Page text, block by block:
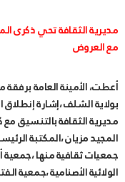
مديرية الثقافة تحي ذكرى
مع العروض
أعطت، الأمينة العامة
بولاية الشلف ،إشارة إنطلاق
مديرية الثقافة بالتنسيق
المجيد مزيان ،المكتبة
جمعيات ثقافية منها
الولائية الأصنامية ،جمعية